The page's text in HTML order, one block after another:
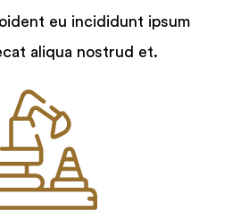
eu incididunt ipsum
aliqua nostrud et.